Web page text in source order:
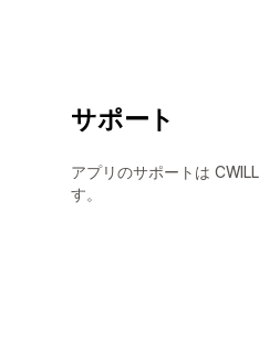
サポート
アプリのサポートは
す。